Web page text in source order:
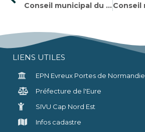
Conseil municipal du 9 juin 2020
LIENS UTILES
EPN Evreux Portes de Normandie
Préfecture de l'Eure
SIVU Cap Nord Est
Infos cadastre